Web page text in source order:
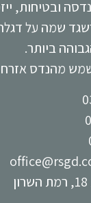
ובטיחות,
רשגד שמה על
ביותר.
מהנדס אזרחי